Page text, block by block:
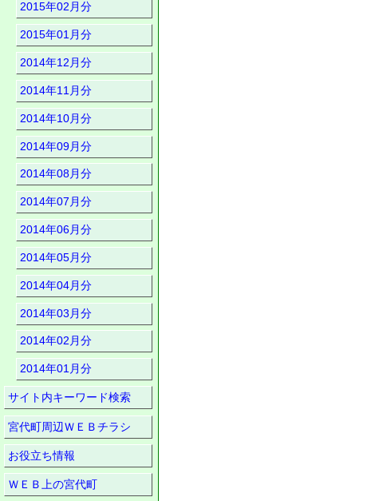
2015年02月分
2015年01月分
2014年12月分
2014年11月分
2014年10月分
2014年09月分
2014年08月分
2014年07月分
2014年06月分
2014年05月分
2014年04月分
2014年03月分
2014年02月分
2014年01月分
サイト内キーワード検索
宮代町周辺ＷＥＢチラシ
お役立ち情報
ＷＥＢ上の宮代町